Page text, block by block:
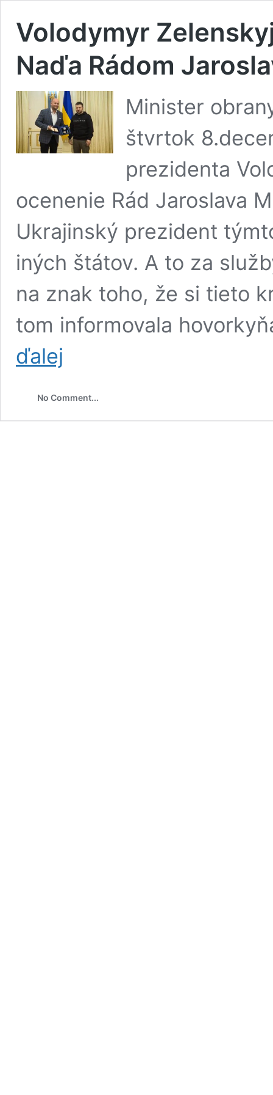
Volodymyr
Naďa Rádom
Minister
štvrtok
prezidenta
ocenenie Rád Jaroslava
Ukrajinský prezident
iných štátov. A to za
na znak toho, že si tieto
tom informovala
ďalej
Naďa
Jaroslava
No Comment...